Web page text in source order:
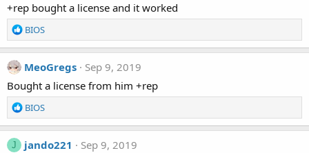
i
o
n
s
:
+rep bought a license and it worked
R
e
a
c
i
o
n
s
:
BIOS
MeoGregs
Sep 9, 2019
Bought a license from him +rep
R
e
a
c
BIOS
J jando221
Sep 9, 2019